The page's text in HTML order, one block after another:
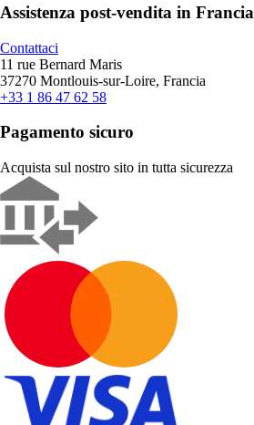
Assistenza post-vendita in Francia
Contattaci
11 rue Bernard Maris
37270 Montlouis-sur-Loire, Francia
+33 1 86 47 62 58
Pagamento sicuro
Acquista sul nostro sito in tutta sicurezza